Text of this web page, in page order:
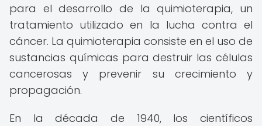
para el desarrollo de la quimioterapia, un
tratamiento utilizado en la lucha contra el
cáncer. La quimioterapia consiste en el uso de
sustancias químicas para destruir las células
cancerosas y prevenir su crecimiento y
propagación.
En la década de 1940, los científicos